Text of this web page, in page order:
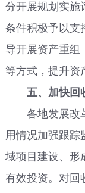
分开展规划实施
条件积极予以支
导开展资产重组
等方式，提升资
五、加快回
各地发展改革
用情况加强跟踪
域项目建设、形
有效投资。对回